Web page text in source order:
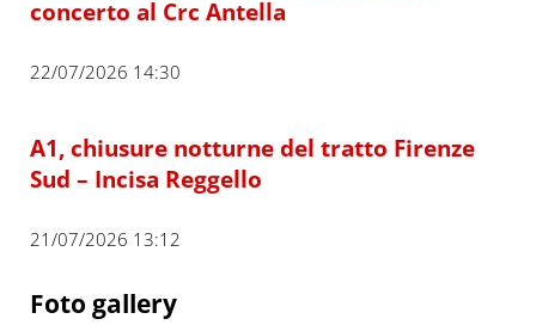
concerto al Crc Antella
22/07/2026 14:30
A1, chiusure notturne del tratto Firenze
Sud – Incisa Reggello
21/07/2026 13:12
Foto gallery